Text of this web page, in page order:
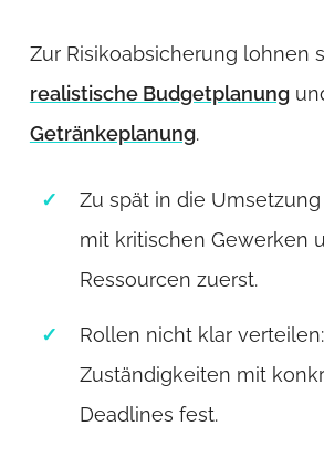
Zur Risikoabsicherung lohnen
realistische Budgetplanung
Getränkeplanung.
Zu spät in die
mit kritischen Gewerken
Ressourcen zuerst.
Rollen nicht klar
Zuständigkeiten mit
Deadlines fest.